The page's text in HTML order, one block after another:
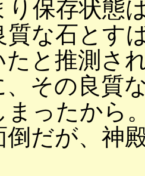
り保存状態
質な石とす
と推測さ
、その良質
まったから
だが、神